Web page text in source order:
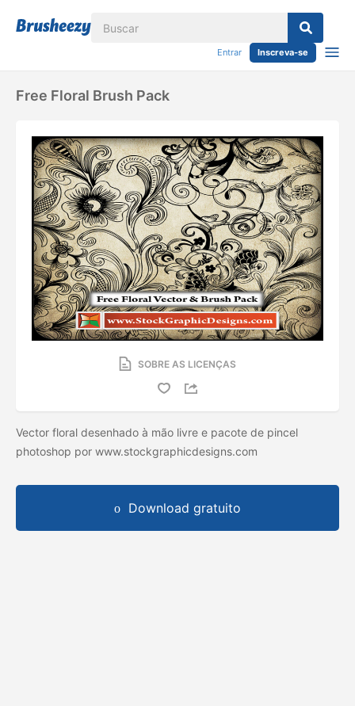
Entrar Inscreva-se
Free Floral Brush Pack
SOBRE AS LICENÇAS
Vector floral desenhado à mão livre e pacote de pincel
photoshop por www.stockgraphicdesigns.com
Download gratuito